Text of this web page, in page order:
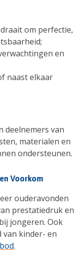
om perfectie,
en
naast elkaar
deelnemers van
materialen en
ondersteunen.
Voorkom
ouderavonden
prestatiedruk en
jongeren. Ook
van kinder- en
.